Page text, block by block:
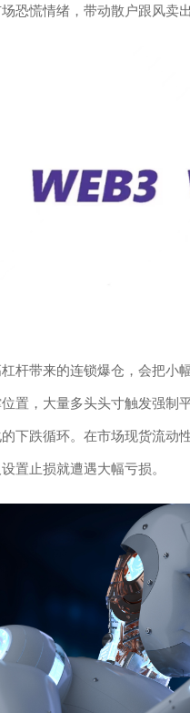
恐慌情绪，带动散户跟风卖出
杆带来的连锁爆仓，会把小
置，大量多头头寸触发强制
下跌循环。在市场现货流动
置止损就遭遇大幅亏损。